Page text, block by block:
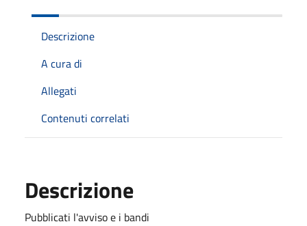
Descrizione
A cura di
Allegati
Contenuti correlati
Descrizione
Pubblicati l'avviso e i bandi